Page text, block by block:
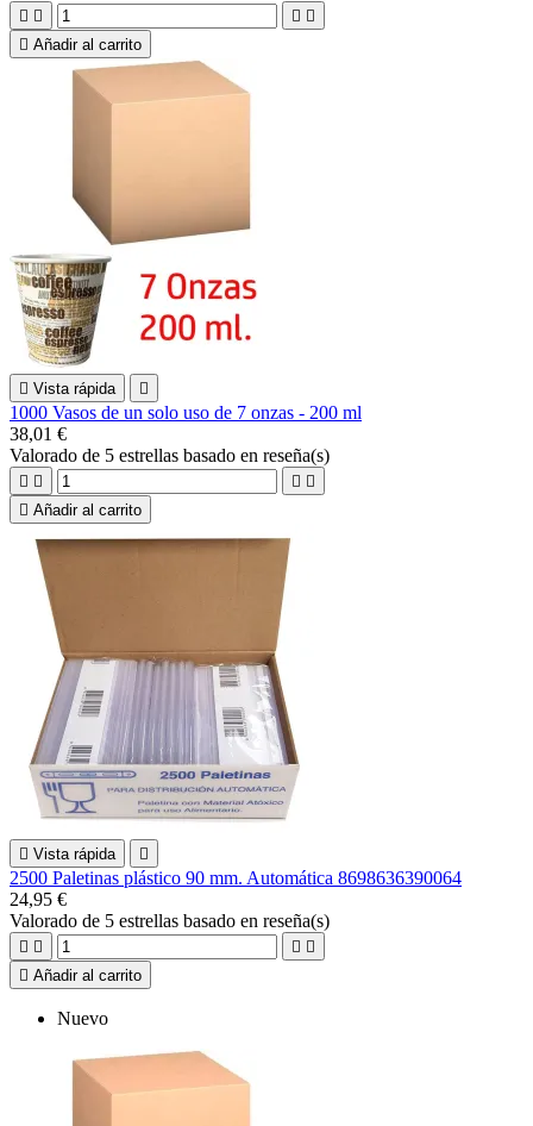
   
 Añadir al carrito
 Vista rápida 
1000 Vasos de un solo uso de 7 onzas - 200 ml
38,01 €
Valorado de 5 estrellas basado en reseña(s)
   
 Añadir al carrito
 Vista rápida 
2500 Paletinas plástico 90 mm. Automática 8698636390064
24,95 €
Valorado de 5 estrellas basado en reseña(s)
   
 Añadir al carrito
Nuevo